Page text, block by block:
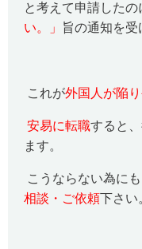
と考えて申請したの
い。」
旨の通知を受
これが外国人が陥
安易に転職すると
ます。
こうならない為にも
相談・ご依頼下さい